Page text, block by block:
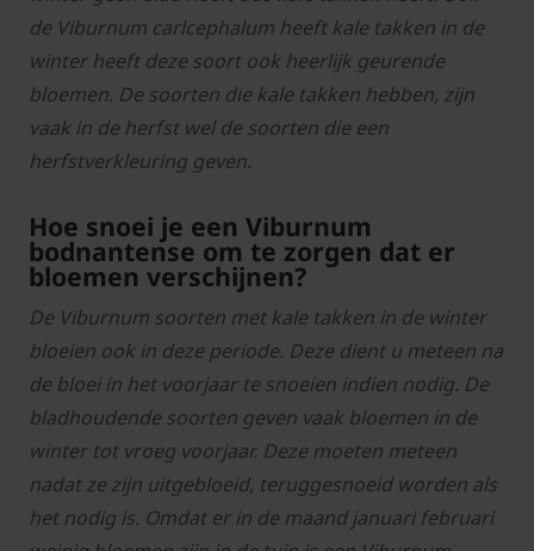
de Viburnum carlcephalum heeft kale takken in de
winter heeft deze soort ook heerlijk geurende
bloemen. De soorten die kale takken hebben, zijn
vaak in de herfst wel de soorten die een
herfstverkleuring geven.
Hoe snoei je een Viburnum
bodnantense om te zorgen dat er
bloemen verschijnen?
De Viburnum soorten met kale takken in de winter
bloeien ook in deze periode. Deze dient u meteen na
de bloei in het voorjaar te snoeien indien nodig. De
bladhoudende soorten geven vaak bloemen in de
winter tot vroeg voorjaar. Deze moeten meteen
nadat ze zijn uitgebloeid, teruggesnoeid worden als
het nodig is. Omdat er in de maand januari februari